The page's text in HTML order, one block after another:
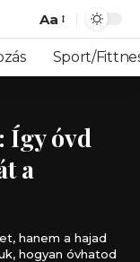
Font
Resizer
Aa
Sport/
Így óvd
a
hanem a hajad
hogyan óvhatod